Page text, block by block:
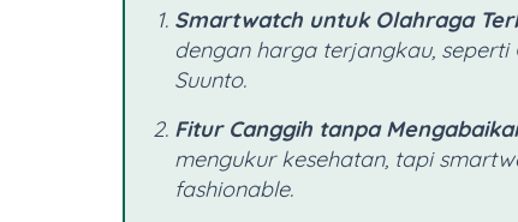
Smartwatch untuk Olahraga
dengan harga terjangkau, seperti
Suunto.
Fitur Canggih tanpa
mengukur kesehatan, tapi
fashionable.